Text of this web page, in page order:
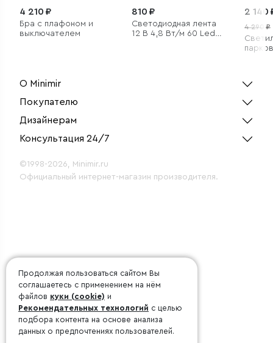
4 210 ₽
Бра с плафоном и
выключателем
810 ₽
Светодиодная лента
12 В 4,8 Вт/м 60 Led/
2 140
4 290 ₽
О Minimir
Покупателю
Дизайнерам
Консультация 24/7
©1998-2026, Minimir.ru
Официальный интернет-магазин производителя.
Продолжая пользоваться сайтом Вы
соглашаетесь с применением на нём
файлов куки (cookie) и
Рекомендательных технологий с целью
подбора контента на основе анализа
данных о предпочтениях пользователей.